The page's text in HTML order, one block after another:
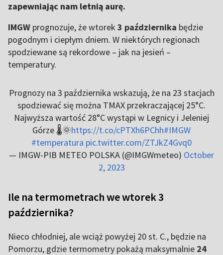
zapewniając nam letnią aurę.
IMGW prognozuje, że wtorek 3 października będzie
pogodnym i ciepłym dniem. W niektórych regionach
spodziewane są rekordowe – jak na jesień –
temperatury.
Prognozy na 3 października wskazują, że na 23 stacjach
spodziewać się można TMAX przekraczającej 25°C.
Najwyższa wartość 28°C wystąpi w Legnicy i Jeleniej
Górze 🌡️🌞https://t.co/cPTXh6PChh#IMGW
#temperatura pic.twitter.com/ZTJkZ4Gvq0
— IMGW-PIB METEO POLSKA (@IMGWmeteo) October
2, 2023
Ile na termometrach we wtorek 3
października?
Nieco chłodniej, ale wciąż powyżej 20 st. C., będzie na
Pomorzu, gdzie termometry pokażą maksymalnie 24